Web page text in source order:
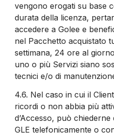
vengono erogati su base
durata della licenza,
accedere a Golee e
nel Pacchetto acquistato
settimana, 24 ore al
uno o più Servizi siano
tecnici e/o di
4.6. Nel caso in cui il
ricordi o non abbia più
d’Accesso, può
GLE telefonicamente o